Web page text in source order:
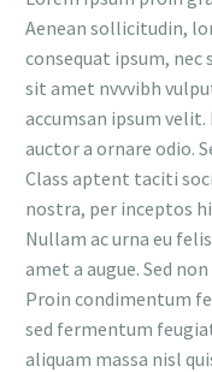
Aenean sollicitudin,
consequat ipsum, nec
sit amet nvvvibh
accumsan ipsum
auctor a ornare odio.
Class aptent taciti
nostra, per inceptos
Nullam ac urna eu
amet a augue. Sed
Proin condimentum
sed fermentum
aliquam massa nisl